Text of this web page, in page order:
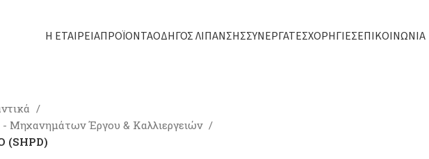
Η ΕΤΑΙΡΕΊΑΠΡΟΪΌΝΤΑΟΔΗΓΌΣ ΛΊΠΑΝΣΗΣΣΥΝΕΡΓΆΤΕΣΧΟΡΗΓΊΕΣΕΠΙΚΟΙΝΩΝΊΑ
Μηχανημάτων Έργου & Καλλιεργειών
(SHPD)